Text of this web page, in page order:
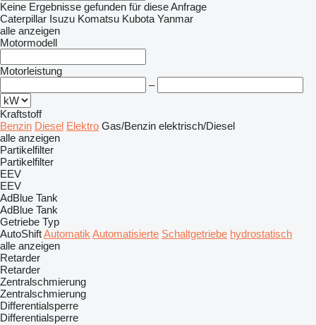
Keine Ergebnisse gefunden für diese Anfrage
Caterpillar Isuzu Komatsu Kubota Yanmar
alle anzeigen
Motormodell
Motorleistung
–
Kraftstoff
Benzin Diesel Elektro Gas/Benzin elektrisch/Diesel
alle anzeigen
Partikelfilter
Partikelfilter
EEV
EEV
AdBlue Tank
AdBlue Tank
Getriebe Typ
AutoShiftAutomatik Automatisierte Schaltgetriebe hydrostatisch
alle anzeigen
Retarder
Retarder
Zentralschmierung
Zentralschmierung
Differentialsperre
Differentialsperre